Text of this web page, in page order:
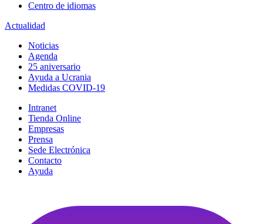
Centro de idiomas
Actualidad
Noticias
Agenda
25 aniversario
Ayuda a Ucrania
Medidas COVID-19
Intranet
Tienda Online
Empresas
Prensa
Sede Electrónica
Contacto
Ayuda